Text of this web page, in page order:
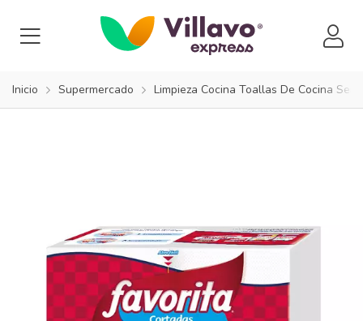
Inicio Supermercado Limpieza Cocina Toallas De Cocina